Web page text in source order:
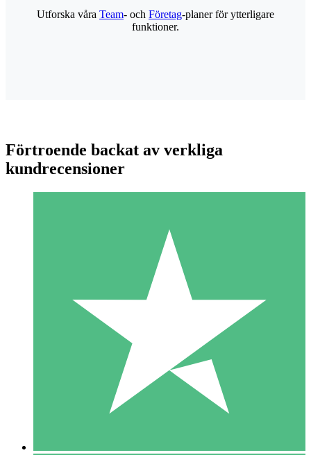
Individuella Kreditpaket
Betala per användning med nedladdningskrediter. Inget
1 Nedladdningar
10 00
Utforska våra Team- och Företag-planer för ytterligare
funktioner.
Förtroende backat av verkliga
kundrecensioner